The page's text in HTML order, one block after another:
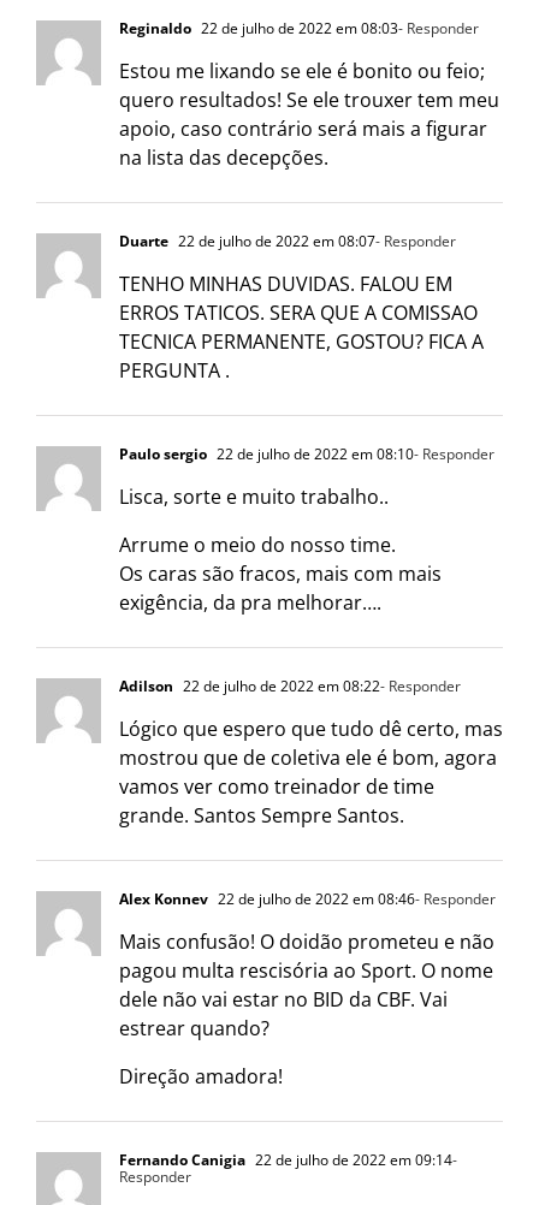
Reginaldo 22 de julho de 2022 em 08:03- Responder
Estou me lixando se ele é bonito ou feio;
quero resultados! Se ele trouxer tem meu
apoio, caso contrário será mais a figurar
na lista das decepções.
Duarte 22 de julho de 2022 em 08:07- Responder
TENHO MINHAS DUVIDAS. FALOU EM
ERROS TATICOS. SERA QUE A COMISSAO
TECNICA PERMANENTE, GOSTOU? FICA A
PERGUNTA .
Paulo sergio 22 de julho de 2022 em 08:10- Responder
Lisca, sorte e muito trabalho..
Arrume o meio do nosso time.
Os caras são fracos, mais com mais
exigência, da pra melhorar….
Adilson 22 de julho de 2022 em 08:22- Responder
Lógico que espero que tudo dê certo, mas
mostrou que de coletiva ele é bom, agora
vamos ver como treinador de time
grande. Santos Sempre Santos.
Alex Konnev 22 de julho de 2022 em 08:46- Responder
Mais confusão! O doidão prometeu e não
pagou multa rescisória ao Sport. O nome
dele não vai estar no BID da CBF. Vai
estrear quando?
Direção amadora!
Fernando Canigia 22 de julho de 2022 em 09:14-
Responder